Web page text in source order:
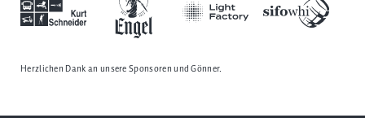
Herzlichen Dank an unsereSponsoren und Gönner.